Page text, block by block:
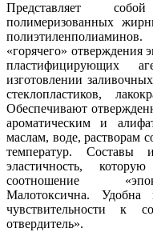
Представляет
полимеризованных
«горячего» отверждения
пластифицирующих
изготовлении
стеклопластиков,
Обеспечивают
ароматическим и
маслам, воде, растворам
температур.
эластичность,
соотношение
Малотоксична. Удобна
чувствительности к
отвердитель».